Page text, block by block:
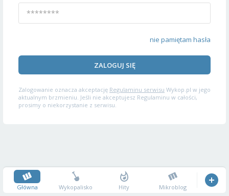
nie pamiętam hasła
ZALOGUJ SIĘ
Zalogowanie oznacza akceptację Regulaminu serwisu Wykop.pl w jego
aktualnym brzmieniu. Jeśli nie akceptujesz Regulaminu w całości,
prosimy o niekorzystanie z serwisu.
Główna Wykopalisko Hity Mikroblog